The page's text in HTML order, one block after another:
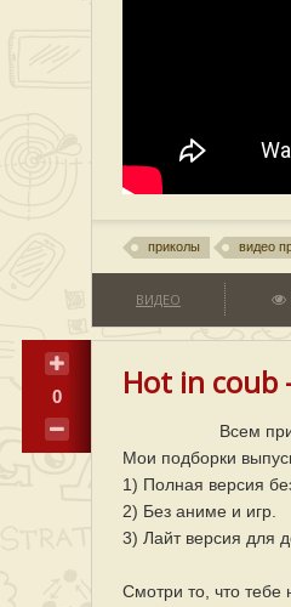
приколы видео
ВИДЕО
0 Hot in coub
Всем
Мои подборки
1) Полная версия
2) Без аниме и игр.
3) Лайт версия для
Смотри то, что тебе